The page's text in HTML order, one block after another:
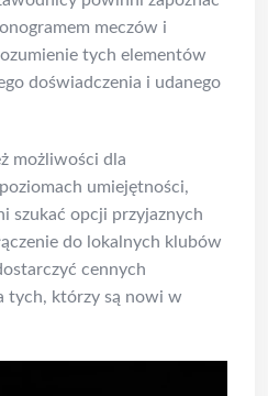
meczów i
tych elementów
doświadczenia i udanego
możliwości dla
umiejętności,
szukać opcji przyjaznych
do lokalnych klubów
cennych
tych, którzy są nowi w